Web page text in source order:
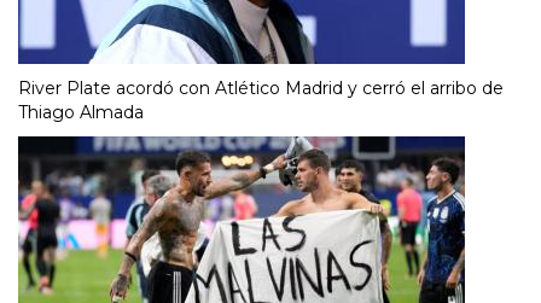
River Plate acordó con Atlético Madrid y cerró el arribo de
Thiago Almada